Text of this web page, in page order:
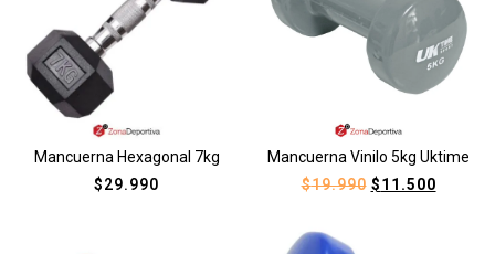
Mancuerna Hexagonal 7kg
$29.990
Mancuerna Vinilo 5kg Uktime
$19.990 $11.500